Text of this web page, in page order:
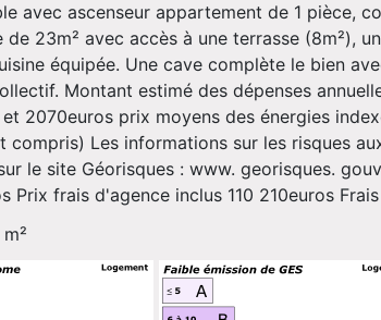
avec ascenseur appartement de 1 pièce,
de 23m² avec accès à une terrasse (8m²),
équipée. Une cave complète le bien
Montant estimé des dépenses
2070euros prix moyens des énergies
compris) Les informations sur les risques
le site Géorisques : www. georisques.
Prix frais d'agence inclus 110 210euros